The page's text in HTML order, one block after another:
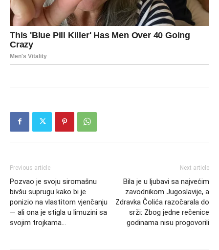
Previous article
Pozvao je svoju siromašnu
bivšu suprugu kako bi je
ponizio na vlastitom vjenčanju
— ali ona je stigla u limuzini sa
svojim trojkama…
Next article
Bila je u ljubavi sa najvećim
zavodnikom Jugoslavije, a
Zdravka Čolića razočarala do
srži: Zbog jedne rečenice
godinama nisu progovorili